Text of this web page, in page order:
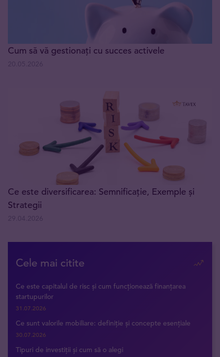
Cum să vă gestionați cu succes activele
Ce este diversificarea: Semnificație, Exemple și
Strategii
Cele mai citite
Ce este capitalul de risc și cum funcționează finanțarea
startupurilor
31.07.2026
Ce sunt valorile mobiliare: definiție și concepte esențiale
30.07.2026
Tipuri de investiții și cum să o alegi